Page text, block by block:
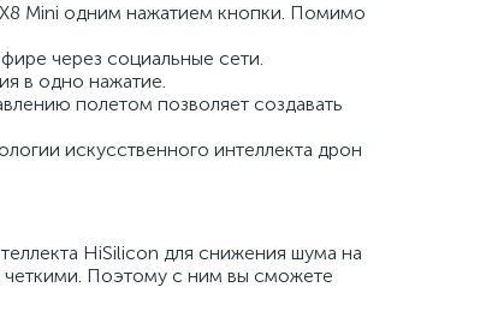
Mini одним нажатием кнопки. Помимо
через социальные сети.
в одно нажатие.
полетом позволяет создавать
искусственного интеллекта дрон
HiSilicon для снижения шума на
четкими. Поэтому с ним вы сможете